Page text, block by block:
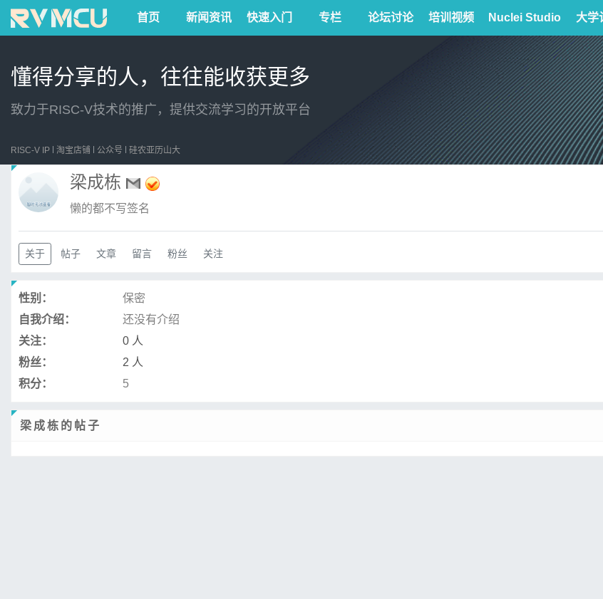
首页 新闻资讯 快速入门 专栏 论坛讨论 培训视频 Nuclei Studio 大学
懂得分享的人，往往能收获更多
致力于RISC-V技术的推广，提供交流学习的开放平台
RISC-V IP 淘宝店铺 公众号 硅农亚历山大
梁成栋
懒的都不写签名
关于 帖子 文章 留言 粉丝 关注
性别：
保密
自我介绍：
还没有介绍
关注：
0 人
粉丝：
2 人
积分：
5
梁成栋的帖子